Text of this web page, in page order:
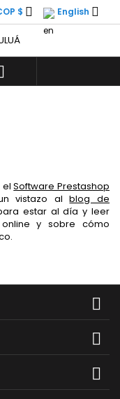
English 
$ 
elSoftware Prestashop
vistazo alblog de
estar al día y leer
y sobre cómo


